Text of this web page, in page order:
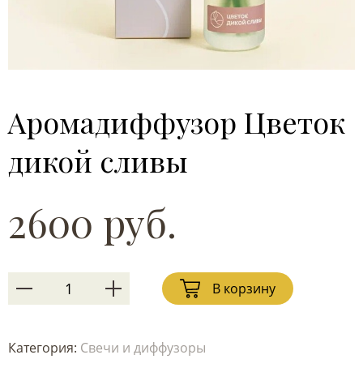
Аромадиффузор Цветок
дикой сливы
2600 руб.
В корзину
Категория: Свечи и диффузоры